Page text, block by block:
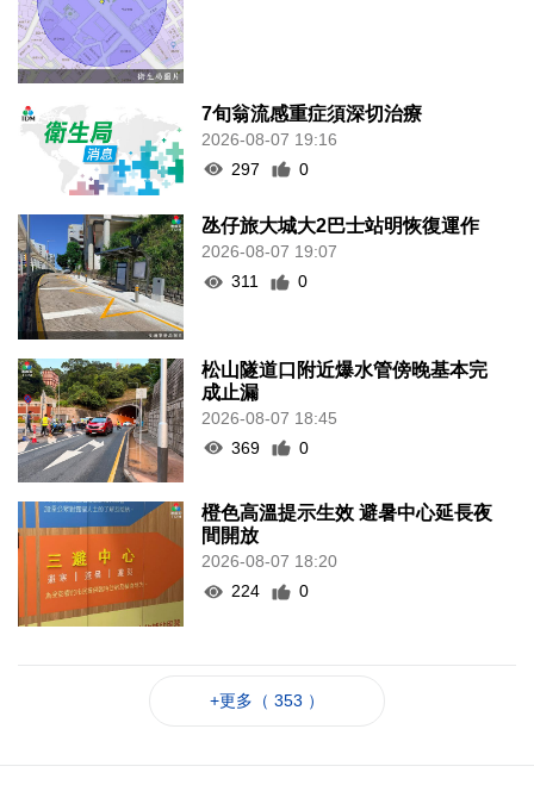
7旬翁流感重症須深切治療
2026-08-07 19:16
297
0
氹仔旅大城大2巴士站明恢復運作
2026-08-07 19:07
311
0
松山隧道口附近爆水管傍晚基本完
成止漏
2026-08-07 18:45
369
0
橙色高溫提示生效 避暑中心延長夜
間開放
2026-08-07 18:20
224
0
+更多（ 353 ）